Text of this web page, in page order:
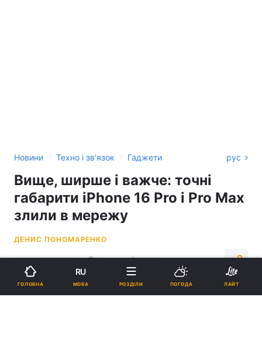
Новини › Техно і зв'язок › Гаджети рус
Вище, ширше і важче: точні
габарити iPhone 16 Pro і Pro Max
злили в мережу
ДЕНИС ПОНОМАРЕНКО
11:44, 06.06.24 2 хв. 6380
Підпишіться на нас в Google
ГОЛОВНА
RU
МОВА РОЗДІЛИ ПОГОДА ЛАЙТ